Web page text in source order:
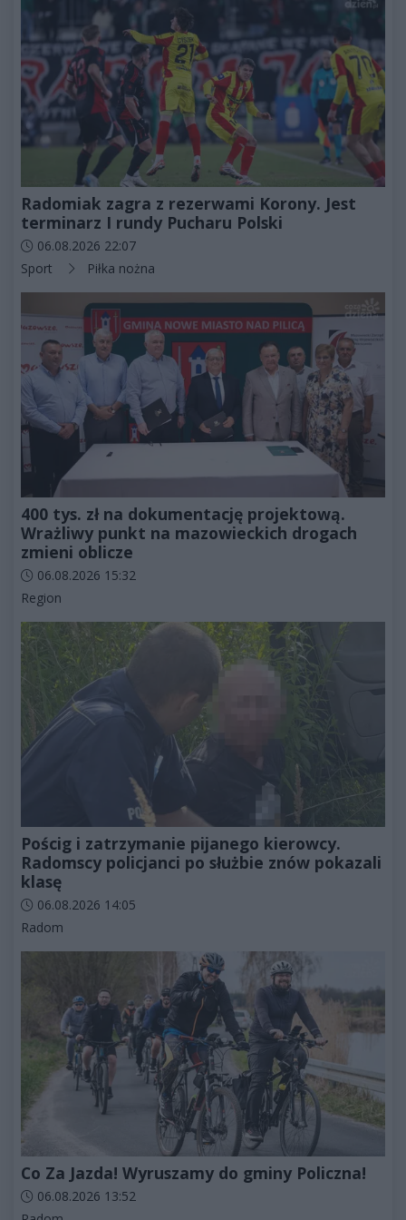
Radomiak zagra z rezerwami Korony. Jest
terminarz I rundy Pucharu Polski
Data dodania artykułu:
06.08.2026 22:07
Kategorie artykułu:
Sport Piłka nożna
400 tys. zł na dokumentację projektową.
Wrażliwy punkt na mazowieckich drogach
zmieni oblicze
Data dodania artykułu:
06.08.2026 15:32
Kategorie artykułu:
Region
Pościg i zatrzymanie pijanego kierowcy.
Radomscy policjanci po służbie znów pokazali
klasę
Data dodania artykułu:
06.08.2026 14:05
Kategorie artykułu:
Radom
Co Za Jazda! Wyruszamy do gminy Policzna!
Data dodania artykułu:
06.08.2026 13:52